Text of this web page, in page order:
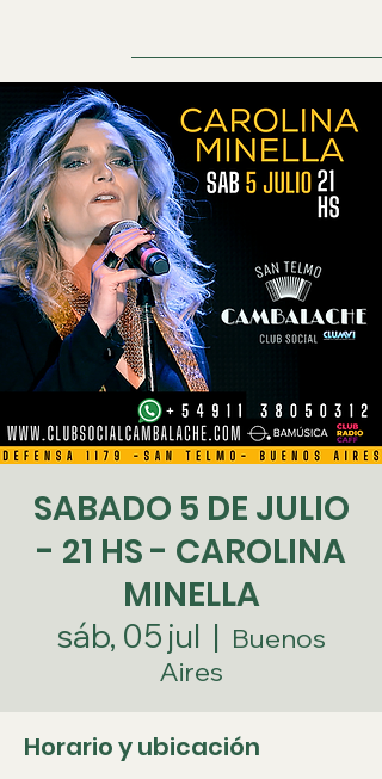
SABADO 5 DE JULIO
- 21 HS - CAROLINA
MINELLA
sáb, 05 jul
  |
Buenos
Aires
Horario y ubicación